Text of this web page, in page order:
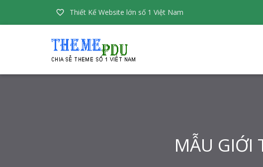
 Thiết Kế Website lớn số 1 Việt Nam
MẪU GIỚI